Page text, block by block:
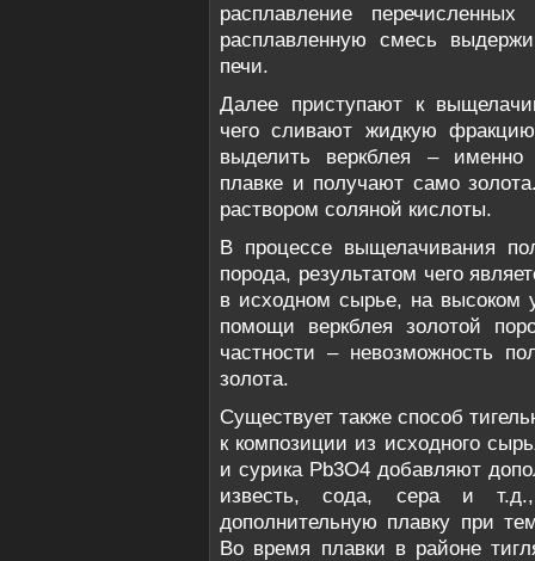
расплавление
расплавленную смесь
печи.
Далее приступают к
чего сливают жидкую
выделить веркблея – именно
плавке и получают само
раствором соляной кислоты.
В процессе выщелачивания
порода, результатом чего
в исходном сырье, на высоком
помощи веркблея золотой
частности – невозможность
золота.
Существует также способ
к композиции из исходного
и сурика Pb3O4 добавляют
известь, сода, сера и
дополнительную плавку при
Во время плавки в районе